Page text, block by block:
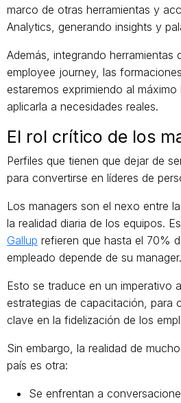
marco de otras herramientas y
Analytics, generando insights y
Además, integrando herramientas
employee journey, las
estaremos exprimiendo al
aplicarla a necesidades reales.
El rol crítico de los
Perfiles que tienen que dejar de
para convertirse en líderes de
Los managers son el nexo entre
la realidad diaria de los equipos.
Gallup refieren que hasta el 70%
empleado depende de su manager.
Esto se traduce en un imperativo
estrategias de capacitación, para
clave en la fidelización de los
Sin embargo, la realidad de
país es otra:
Se enfrentan a